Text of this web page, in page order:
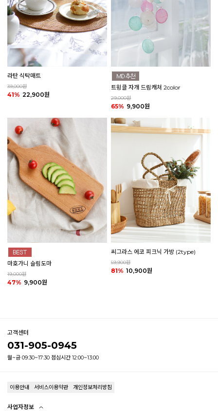
라탄 식탁매트
39,000원
41% 22,900원
트윙클 자개 드림캐쳐 2color
29,000원
65% 9,900원
마호가니 슬림도마
19,000원
47% 9,900원
씨그라스 에코 피크닉 가방 (2type)
59,900원
81% 10,900원
고객센터
031-905-0945
월~금 09:30~17:30 점심시간 12:00~13:00
이용안내 서비스이용약관 개인정보처리방침
사업자정보